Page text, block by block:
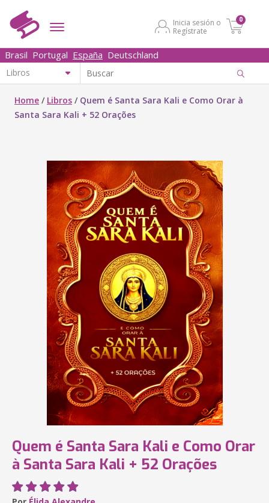
Inicia sesión o
Regístrate
0
Brasil Portugal España Deutschland
Home / Libros / Quem é Santa Sara Kali e Como Orar à
Santa Sara Kali + 52 Orações
Quem é Santa Sara Kali e Como Orar
à Santa Sara Kali + 52 Orações